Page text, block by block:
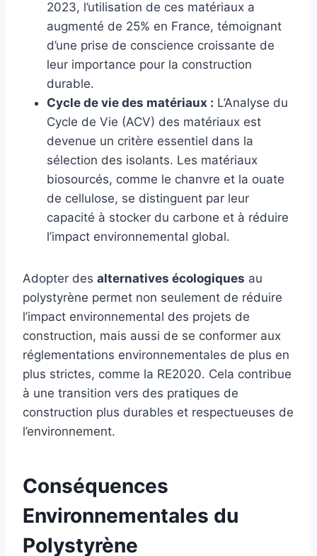
2023, l’utilisation de ces matériaux a
augmenté de 25% en France, témoignant
d’une prise de conscience croissante de
leur importance pour la construction
durable.
Cycle de vie des matériaux : L’Analyse du
Cycle de Vie (ACV) des matériaux est
devenue un critère essentiel dans la
sélection des isolants. Les matériaux
biosourcés, comme le chanvre et la ouate
de cellulose, se distinguent par leur
capacité à stocker du carbone et à réduire
l’impact environnemental global.
Adopter des alternatives écologiques au
polystyrène permet non seulement de réduire
l’impact environnemental des projets de
construction, mais aussi de se conformer aux
réglementations environnementales de plus en
plus strictes, comme la RE2020. Cela contribue
à une transition vers des pratiques de
construction plus durables et respectueuses de
l’environnement.
Conséquences
Environnementales du
Polystyrène